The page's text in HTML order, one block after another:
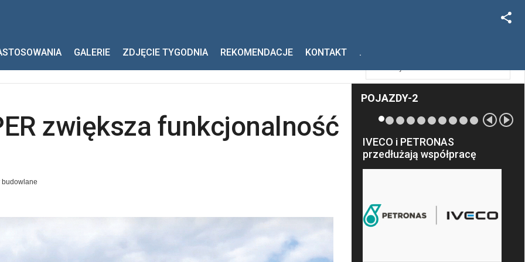
GALERIE ZDJĘCIE TYGODNIA REKOMENDACJE KONTAKT .
zwiększa funkcjonalność pojazdu
zwiększa funkcjonalność
budowlane
POJAZDY-2
IVECO i PETRONAS
przedłużają współpracę